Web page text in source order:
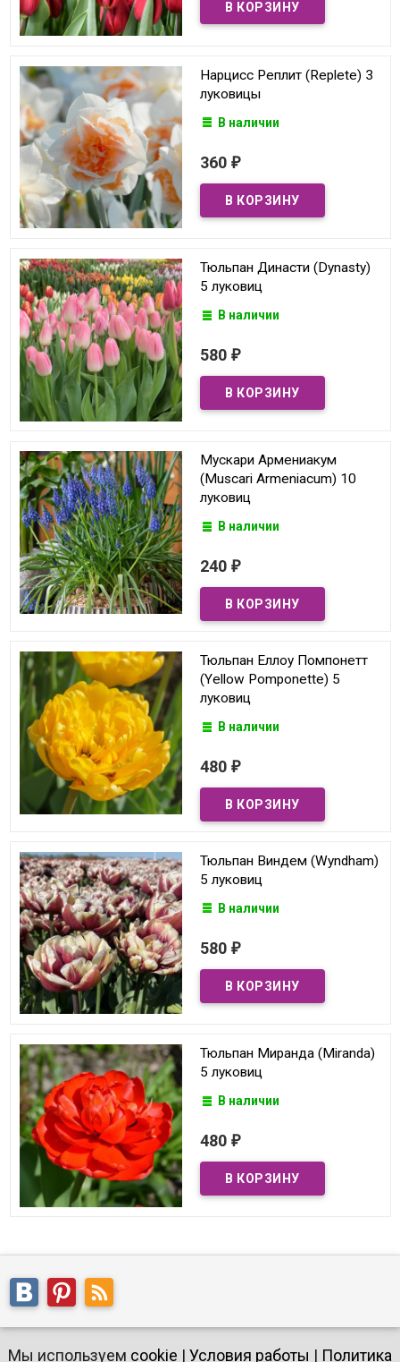
Нарцисс Реплит (Replete) 3
луковицы
В наличии
360 ₽
Тюльпан Династи (Dynasty)
5 луковиц
В наличии
580 ₽
Мускари Армениакум
(Muscari Armeniacum) 10
луковиц
В наличии
240 ₽
Тюльпан Еллоу Помпонетт
(Yellow Pomponette) 5
луковиц
В наличии
480 ₽
Тюльпан Виндем (Wyndham)
5 луковиц
В наличии
580 ₽
Тюльпан Миранда (Miranda)
5 луковиц
В наличии
480 ₽
Мы используем cookie | Условия работы | Политика